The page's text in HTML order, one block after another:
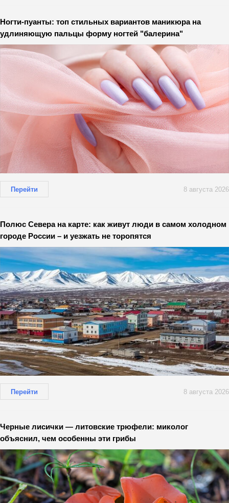
Ногти-пуанты: топ стильных вариантов маникюра на
удлиняющую пальцы форму ногтей "балерина"
Перейти 8 августа 2026
Полюс Севера на карте: как живут люди в самом холодном
городе России – и уезжать не торопятся
Перейти 8 августа 2026
Черные лисички — литовские трюфели: миколог
объяснил, чем особенны эти грибы